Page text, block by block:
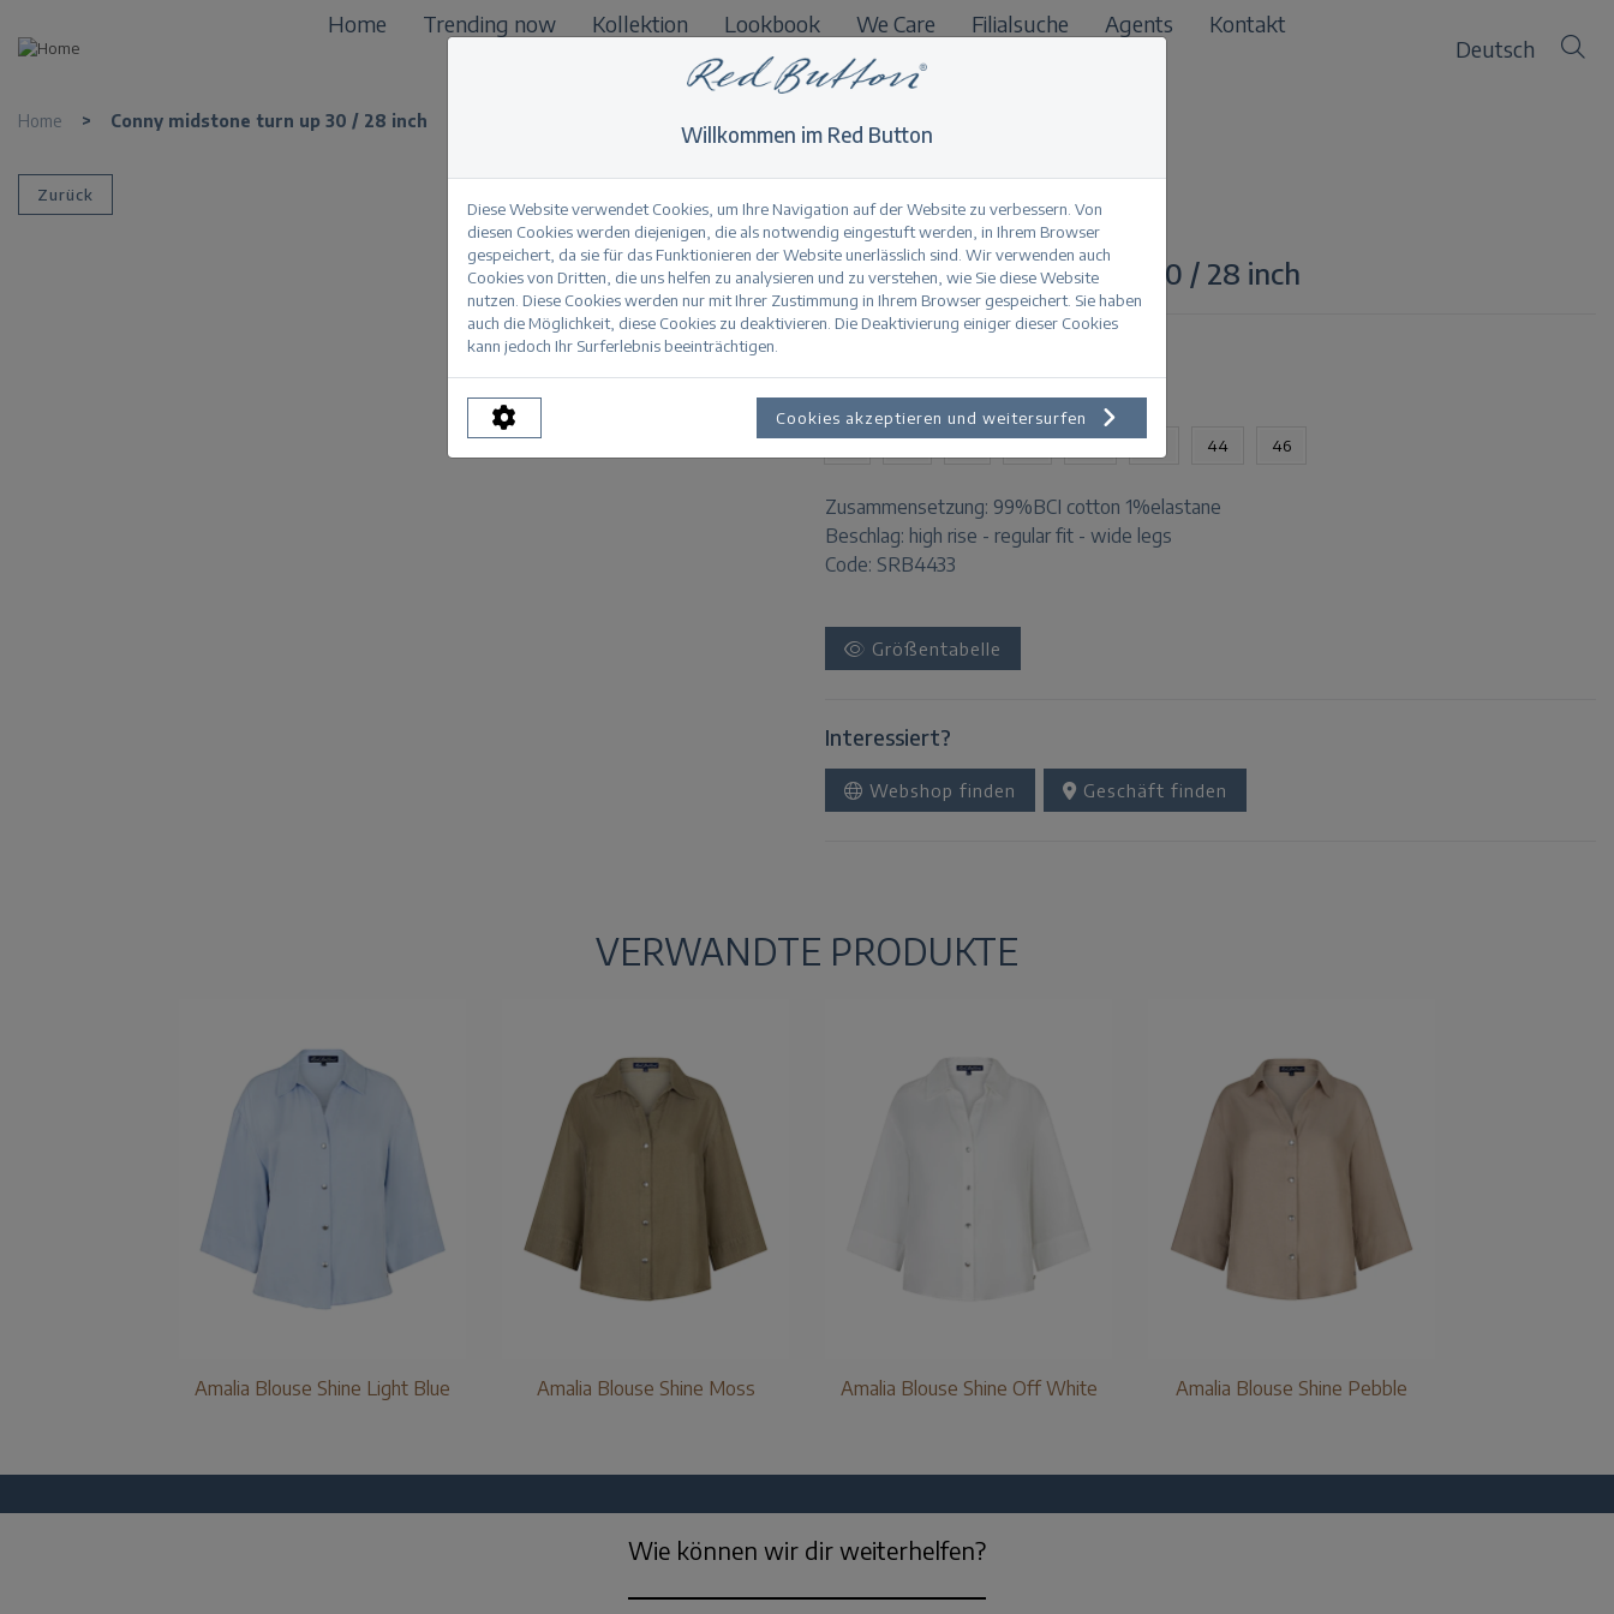
Home Trending now Kollektion Lookbook We Care Filialsuche Agents
Kontakt
B2B
Deutsch
Home > Conny midstone turn up 30 / 28 inch
Zurück
Conny midstone turn up 30 / 28 inch
VERFÜGBARE GRÖSSEN:
44 46
Zusammensetzung: 99%BCI cotton 1%elastane
Beschlag: high rise - regular fit - wide legs
Code: SRB4433
Größentabelle
Interessiert?
Webshop finden Geschäft finden
VERWANDTE PRODUKTE
Amalia Blouse Shine Light Blue Amalia Blouse Shine Moss Amalia Blouse Shine Off White Amalia Blouse Shine Pebble
Willkommen im Red Button
Diese Website verwendet Cookies, um Ihre Navigation auf der Website zu verbessern. Von
diesen Cookies werden diejenigen, die als notwendig eingestuft werden, in Ihrem Browser
gespeichert, da sie für das Funktionieren der Website unerlässlich sind. Wir verwenden auch
Cookies von Dritten, die uns helfen zu analysieren und zu verstehen, wie Sie diese Website
nutzen. Diese Cookies werden nur mit Ihrer Zustimmung in Ihrem Browser gespeichert. Sie haben
auch die Möglichkeit, diese Cookies zu deaktivieren. Die Deaktivierung einiger dieser Cookies
kann jedoch Ihr Surferlebnis beeinträchtigen.
Cookies akzeptieren und weitersurfen
Wie können wir dir weiterhelfen?